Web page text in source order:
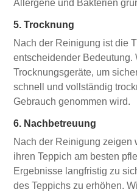
Allergene und Bakterien
5. Trocknung
Nach der Reinigung ist die
entscheidender Bedeutung.
Trocknungsgeräte, um
schnell und vollständig
Gebrauch genommen wird.
6. Nachbetreuung
Nach der Reinigung zeigen
ihren Teppich am besten
Ergebnisse langfristig zu
des Teppichs zu erhöhen.